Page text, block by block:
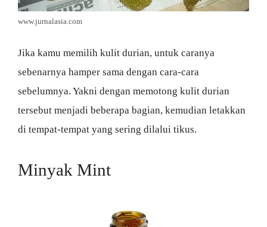
www.jurnalasia.com
Jika kamu memilih kulit durian, untuk caranya
sebenarnya hamper sama dengan cara-cara
sebelumnya. Yakni dengan memotong kulit durian
tersebut menjadi beberapa bagian, kemudian letakkan
di tempat-tempat yang sering dilalui tikus.
Minyak Mint